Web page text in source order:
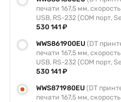
печати 167,5 мм,
USB, RS-232 (COM порт,
530 141 ₽
WWS861900EU (DT
печати 167,5 мм,
USB, RS-232 (COM порт,
530 141 ₽
WWS871980EU (DT
печати 167,5 мм,